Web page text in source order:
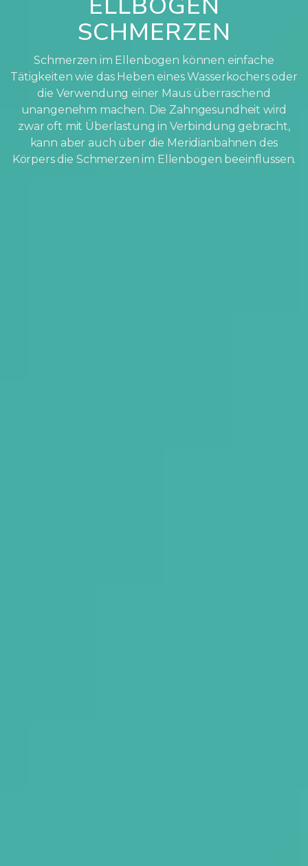
SCHMERZEN
Schmerzen im Ellenbogen können einfache
Tätigkeiten wie das Heben eines Wasserkochers oder
die Verwendung einer Maus überraschend
unangenehm machen. Die Zahngesundheit wird
zwar oft mit Überlastung in Verbindung gebracht,
kann aber auch über die Meridianbahnen des
Körpers die Schmerzen im Ellenbogen beeinflussen.